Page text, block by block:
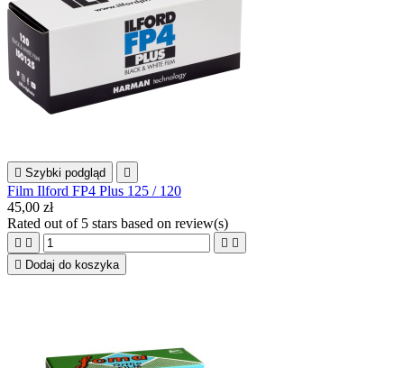
 Szybki podgląd 
Film Ilford FP4 Plus 125 / 120
45,00 zł
Rated out of 5 stars based on review(s)
   
 Dodaj do koszyka